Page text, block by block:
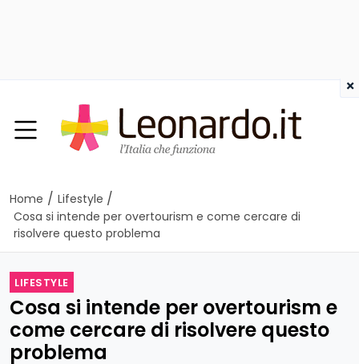
Home / Lifestyle /
Cosa si intende per overtourism e come cercare di
risolvere questo problema
LIFESTYLE
Cosa si intende per overtourism e
come cercare di risolvere questo
problema
×